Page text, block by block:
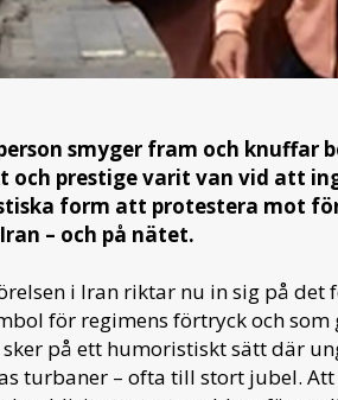
smyger fram och
och prestige varit van vid att
form att protestera mot
– och på nätet.
i Iran riktar nu in sig på
för regimens förtryck och
sker på ett humoristiskt sätt där
turbaner – ofta till stort jubel.